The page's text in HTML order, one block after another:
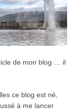
de mon blog … il
ce blog est né,
à me lancer